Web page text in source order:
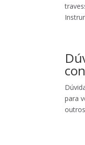
para